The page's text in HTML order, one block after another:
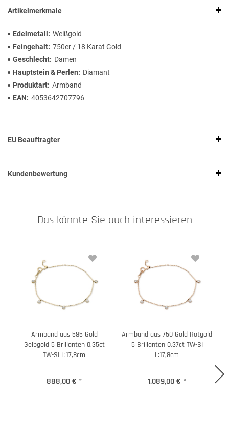
Artikelmerkmale
Edelmetall
Weißgold
Feingehalt 750er / 18 Karat Gold
Geschlecht
Damen
Hauptstein & Perlen
Diamant
Produktart Armband
EAN
4053642707796
EU Beauftragter
Kundenbewertung
Das könnte Sie auch interessieren
Armband aus 585 Gold
Gelbgold 5 Brillanten 0,35ct
TW-SI L:17,8cm
888,00 € *
Armband aus 750 Gold Rotgold
5 Brillanten 0,37ct TW-SI
L:17,8cm
1.089,00 € *